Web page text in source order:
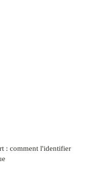
: comment l'identifier